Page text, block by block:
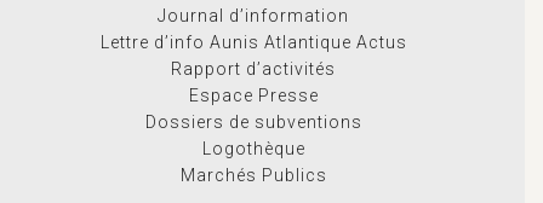
Journal d’information
Lettre d’info Aunis Atlantique Actus
Rapport d’activités
Espace Presse
Dossiers de subventions
Logothèque
Marchés Publics